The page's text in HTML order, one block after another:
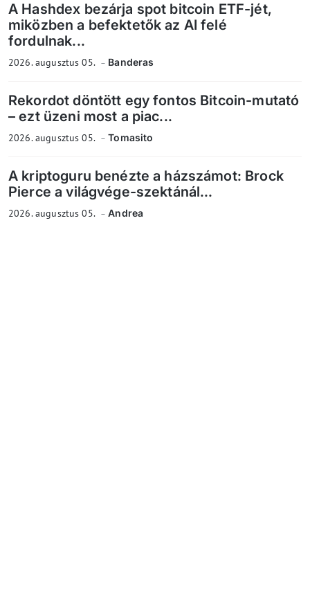
A Hashdex bezárja spot bitcoin ETF-jét,
miközben a befektetők az AI felé
fordulnak...
2026. augusztus 05. Banderas
Rekordot döntött egy fontos Bitcoin-mutató
– ezt üzeni most a piac...
2026. augusztus 05. Tomasito
A kriptoguru benézte a házszámot: Brock
Pierce a világvége-szektánál...
2026. augusztus 05. Andrea